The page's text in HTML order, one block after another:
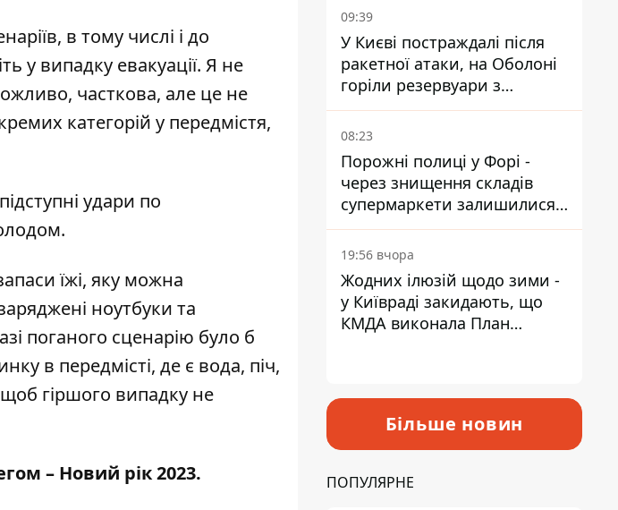
в тому числі і до
у випадку евакуації. Я не
часткова, але це не
категорій у передмістя,
удари по
їжі, яку можна
ноутбуки та
поганого сценарію було б
в передмісті, де є вода, піч,
гіршого випадку не
– Новий рік 2023.
09:39
У Києві постраждалі після
ракетної атаки, на Оболоні
горіли резервуари з
паливом
08:23
Порожні полиці у Форі -
через знищення складів
супермаркети залишилися
без асортименту
19:56 вчора
Жодних ілюзій щодо зими -
у Київраді закидають, що
КМДА виконала План
Більше новин
ПОПУЛЯРНЕ